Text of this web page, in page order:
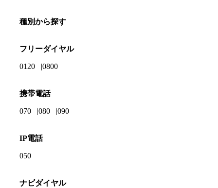
種別から探す
フリーダイヤル
0120 0800
携帯電話
070 080 090
IP電話
050
ナビダイヤル